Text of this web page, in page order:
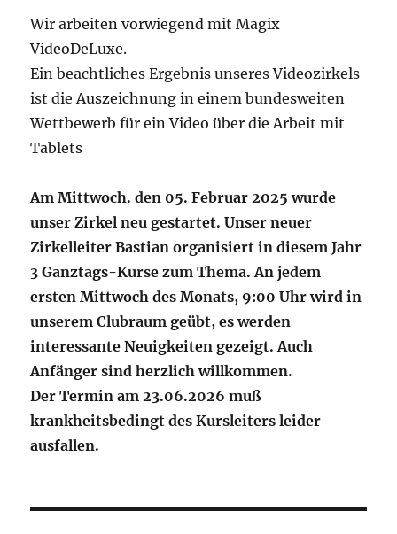
Wir arbeiten vorwiegend mit Magix
VideoDeLuxe.
Ein beachtliches Ergebnis unseres Videozirkels
ist die Auszeichnung in einem bundesweiten
Wettbewerb für ein Video über die Arbeit mit
Tablets
Am Mittwoch. den 05. Februar 2025 wurde
unser Zirkel neu gestartet. Unser neuer
Zirkelleiter Bastianorganisiert in diesem Jahr
3 Ganztags-Kurse zum Thema. An jedem
ersten Mittwoch des Monats, 9:00 Uhr wird in
unserem Clubraum geübt, es werden
interessante Neuigkeiten gezeigt. Auch
Anfänger sind herzlich willkommen.
Der Termin am 23.06.2026 muß
krankheitsbedingt des Kursleiters leider
ausfallen.